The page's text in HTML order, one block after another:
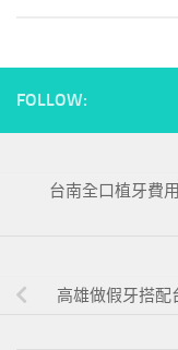
FOLLOW:
台南全口植牙費
高雄做假牙搭配